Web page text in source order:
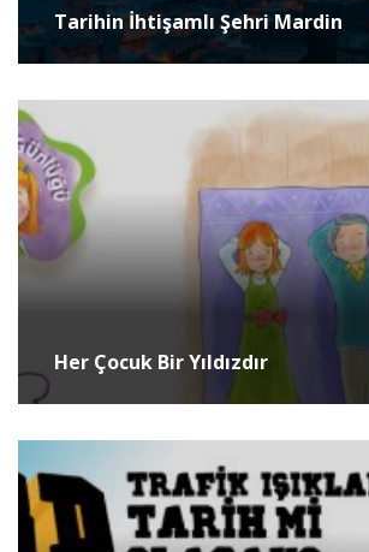
Tarihin İhtişamlı Şehri Mardin
Her Çocuk Bir Yıldızdır